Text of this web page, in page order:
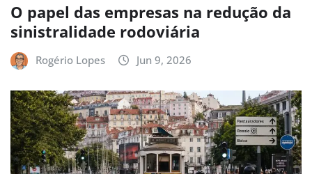
O papel das empresas na redução da
sinistralidade rodoviária
Rogério Lopes Jun 9, 2026